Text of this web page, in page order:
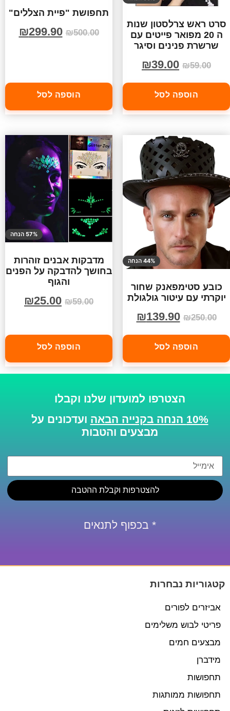
סרט ראש צרלסטון שנות
ה 20 מפואר פייטים עם
שרשרת פנינים וסיגר
₪59.00
₪39.00
הוספה לסל
תחפושת "פיית הצללים"
₪500.00
₪299.90
הוספה לסל
44% הנחה
כובע סטימפאנק שחור
יוקרתי עם עיטור גולגולת
₪250.00
₪139.90
הוספה לסל
57% הנחה
מדבקות אבנים זוהרות
בחושך להדבקה על הפנים
והגוף
₪59.00
₪25.00
הוספה לסל
הצטרפו למועדון שלנו וקבלו
10% הנחה בקנייה הבאה
ועדכונים על
מבצעים והטבות
להצטרפות וקבלת ההטבה
* בכפוף לתנאים
קטגוריות נבחרות
אביזרים לפורים
פריטי לבוש משלימים
מבצעים חמים
מידברן
תחפושות
תחפושות ממותגות